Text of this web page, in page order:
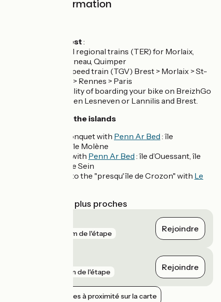
Practical information
Gare de Brest:
Several regional trains (TER) for Morlaix,
Landerneau, Quimper
High-speed train (TGV) Brest > Morlaix > St-
Brieuc > Rennes > Paris
: possibility of boarding your bike on BreizhGo
buses between Lesneven or Lannilis and Brest.
Maritime links to the islands
From the Conquet with Penn Ar Bed : île
d’Ouessant, île Molène
From Brest with Penn Ar Bed : île d’Ouessant, île
Molène, île de Sein
From Brest to the "presqu'île de Crozon" with Le
Gares SNCF les plus proches
44 m de l'étape Rejoindre
3 km de l'étape Rejoindre
Afficher les gares à proximité sur la carte